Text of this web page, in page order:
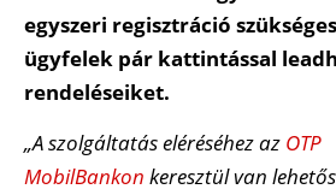
egyszeri regisztráció
ügyfelek pár kattintással
rendeléseiket.
„A szolgáltatás eléréséhez az OTP
MobilBankon keresztül van